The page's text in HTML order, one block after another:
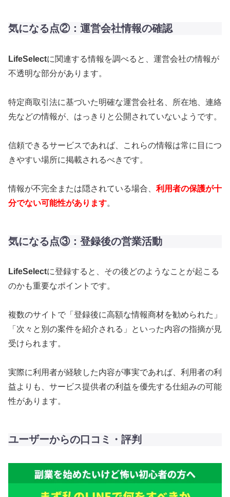
気になる点②：運営会社情報の確認
LifeSelectに関連する情報を調べると、運営会社の情報が
不透明な部分があります。
特定商取引法に基づいた明確な運営会社名、所在地、連絡
先などの情報が、はっきりと公開されていないようです。
信頼できるサービスであれば、これらの情報は常に目につ
きやすい場所に掲載されるべきです。
情報が不完全または隠されている場合、 利用者の保護が十
分でない可能性があります。
気になる点③：登録後の営業活動
LifeSelectに登録すると、その後どのようなことが起こる
のかも重要なポイントです。
複数のサイトで「登録後に高額な情報商材を勧められた」
「次々と別の案件を紹介される」といった内容の指摘が見
受けられます。
実際に利用者が経験した内容が事実であれば、利用者の利
益よりも、サービス提供者の利益を優先する仕組みの可能
性があります。
ユーザーからの口コミ・評判